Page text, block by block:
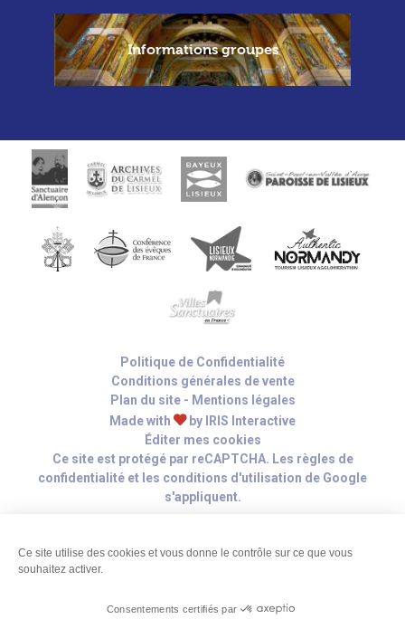
Informations groupes
Politique de Confidentialité
Conditions générales de vente
Plan du site - Mentions légales
Made with
by
IRIS Interactive
Éditer mes cookies
Ce site est protégé par reCAPTCHA. Les règles de
confidentialité et les conditions d'utilisation de Google
s'appliquent.
Ce site utilise des cookies et vous donne le contrôle sur ce que vous
souhaitez activer.
Consentements certifiés par